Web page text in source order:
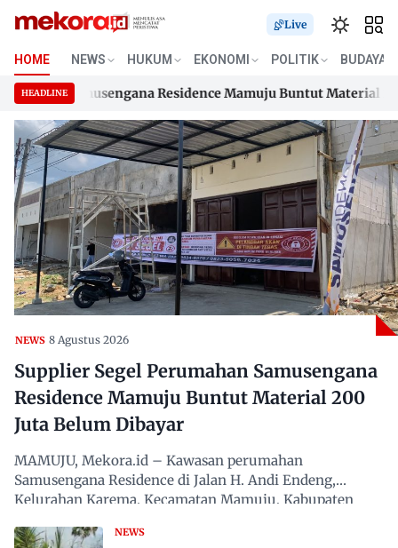
Skip
content
Live
HOME NEWS HUKUM EKONOMI POLITIK BUDAYA
HEADLINE
Samusengana Residence Mamuju Buntut Material 200
Samusengana Residence Mamuju Buntut Material 200
NEWS 8 Agustus 2026
Supplier Segel Perumahan Samusengana
Residence Mamuju Buntut Material 200
Juta Belum Dibayar
MAMUJU, Mekora.id – Kawasan perumahan
Samusengana Residence di Jalan H. Andi Endeng,
Kelurahan Karema, Kecamatan Mamuju, Kabupaten
NEWS